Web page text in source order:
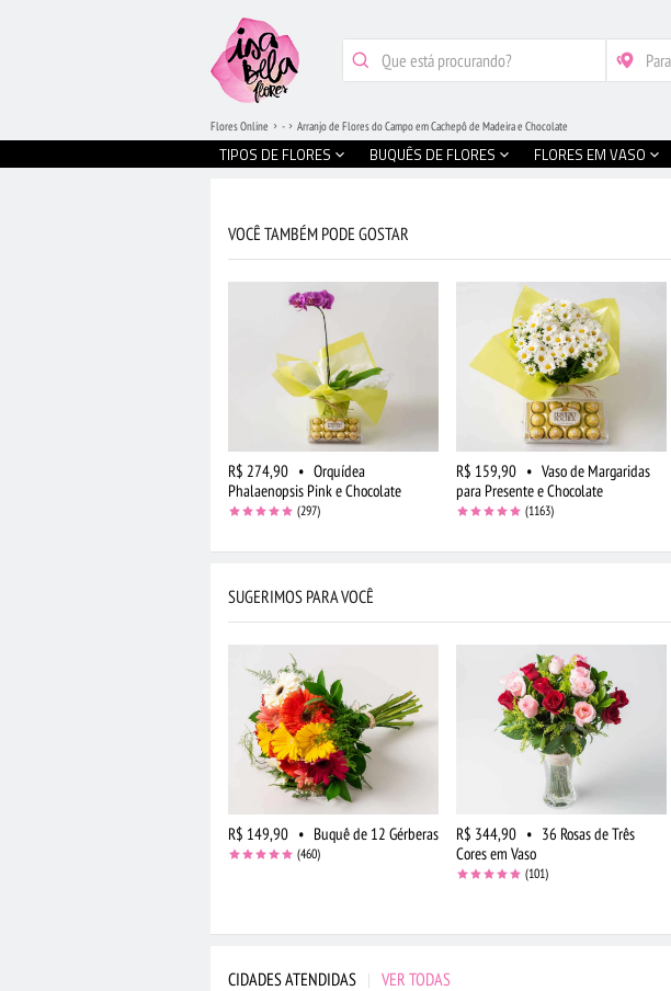
TIPOS DE FLORES BUQUÊS DE FLORES FLORES EM VASO
Flores Online - Arranjo de Flores do Campo em Cachepô de Madeira e Chocolate
VOCÊ TAMBÉM PODE GOSTAR
R$ 274,90 • Orquídea
Phalaenopsis Pink e Chocolate
(297)
R$ 159,90 • Vaso de Margaridas
para Presente e Chocolate
(1163)
SUGERIMOS PARA VOCÊ
R$ 149,90 • Buquê de 12 Gérberas
(460)
R$ 344,90 • 36 Rosas de Três
Cores em Vaso
(101)
CIDADES ATENDIDAS | VER TODAS